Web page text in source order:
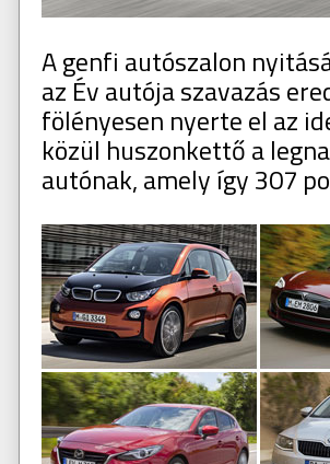
A genfi autószalon
az Év autója szavazás
fölényesen nyerte el az
közül huszonkettő a
autónak, amely így 307